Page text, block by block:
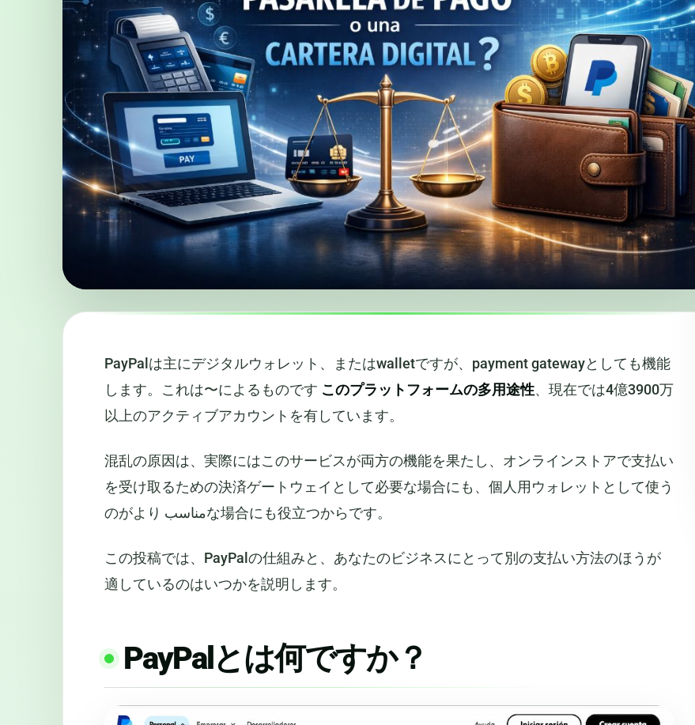
PayPalは主にデジタルウォレット、またはwalletですが、payment gatewayとしても機能
します。これは〜によるものです このプラットフォームの多用途性、現在では4億3900万
以上のアクティブアカウントを有しています。
混乱の原因は、実際にはこのサービスが両方の機能を果たし、オンラインストアで支払い
を受け取るための決済ゲートウェイとして必要な場合にも、個人用ウォレットとして使う
のがより مناسبな場合にも役立つからです。
この投稿では、PayPalの仕組みと、あなたのビジネスにとって別の支払い方法のほうが
適しているのはいつかを説明します。
PayPalとは何ですか？